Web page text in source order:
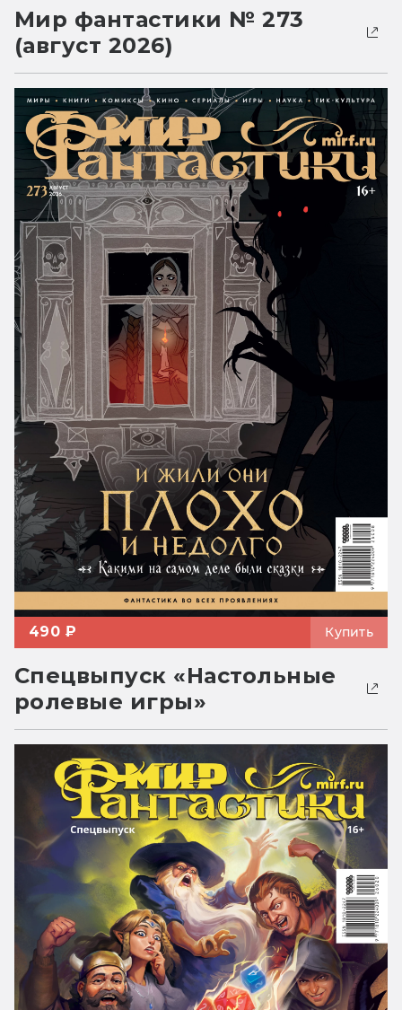
Мир фантастики № 273
(август 2026)
490 ₽ Купить
Спецвыпуск «Настольные
ролевые игры»